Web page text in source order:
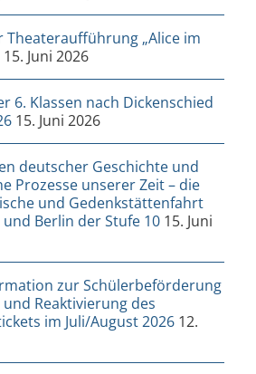
Theateraufführung „Alice im
15. Juni 2026
6. Klassen nach Dickenschied
15. Juni 2026
deutscher Geschichte und
Prozesse unserer Zeit – die
und Gedenkstättenfahrt
Berlin der Stufe 10 15. Juni
zur Schülerbeförderung
Reaktivierung des
im Juli/August 2026 12.